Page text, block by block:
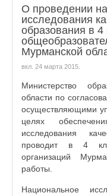
О проведении
исследования
образования в 4
Мурманской
вкл. 24 марта 2015
Министерство
области по
осуществляющими
целях
исследования
проводит в 4
организаций
работы.
Национальное